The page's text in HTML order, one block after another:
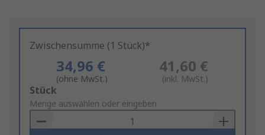
Zwischensumme (1 Stück)*
34,96 €
(ohne MwSt.)
41,60 €
(inkl. MwSt.)
Add
to
Basket
Stück
Menge auswählen oder eingeben